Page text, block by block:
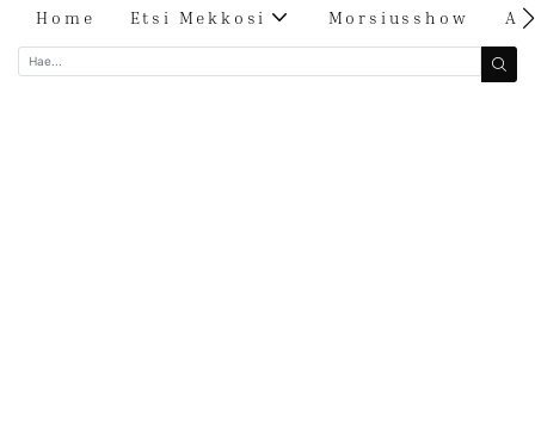
Home Etsi Mekkosi Morsiusshow